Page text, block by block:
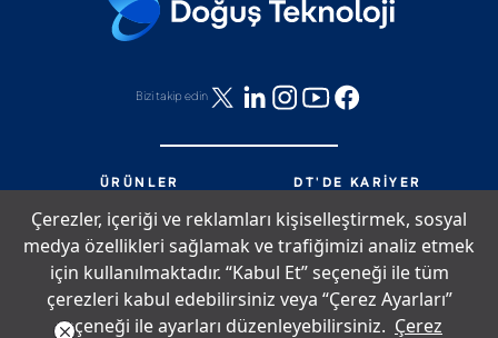
Çerezler, içeriği ve reklamları kişiselleştirmek, sosyal
medya özellikleri sağlamak ve trafiğimizi analiz etmek
için kullanılmaktadır. “Kabul Et” seçeneği ile tüm
çerezleri kabul edebilirsiniz veya “Çerez Ayarları”
seçeneği ile ayarları düzenleyebilirsiniz. Çerez
Bizi takip edin
ÜRÜNLER
DT'DE KARIYER
HIZMETLER
DT'DE NELER OLUYOR?
PARTNERLIK
BIZE ULAŞIN
DT'DE YAŞAM
SITE HARITASI